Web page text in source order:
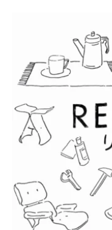
りとおもてなしの姿勢